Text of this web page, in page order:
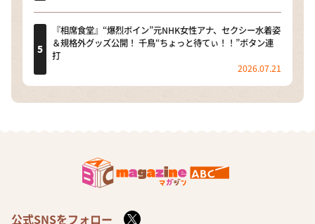
『相席食堂』“爆烈ボイン”元NHK女性アナ、セクシー水着姿
＆規格外グッズ公開！ 千鳥“ちょっと待てぃ！！”ボタン連
打
2026.07.21
公式SNSをフォロー